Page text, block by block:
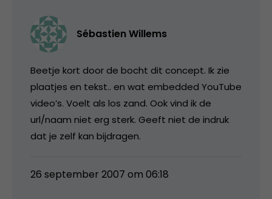
Sébastien Willems
Beetje kort door de bocht dit concept. Ik zie
plaatjes en tekst.. en wat embedded YouTube
video’s. Voelt als los zand. Ook vind ik de
url/naam niet erg sterk. Geeft niet de indruk
dat je zelf kan bijdragen.
26 september 2007 om 06:18